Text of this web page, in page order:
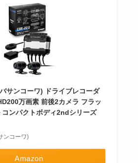
サンコーワ) ドライブレコーダ
万画素 前後2カメラ フラッ
コンパクトボディ2ndシリーズ
ンコーワ)
Amazon